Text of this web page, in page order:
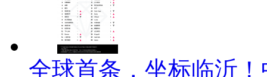
全球首条，坐标临沂